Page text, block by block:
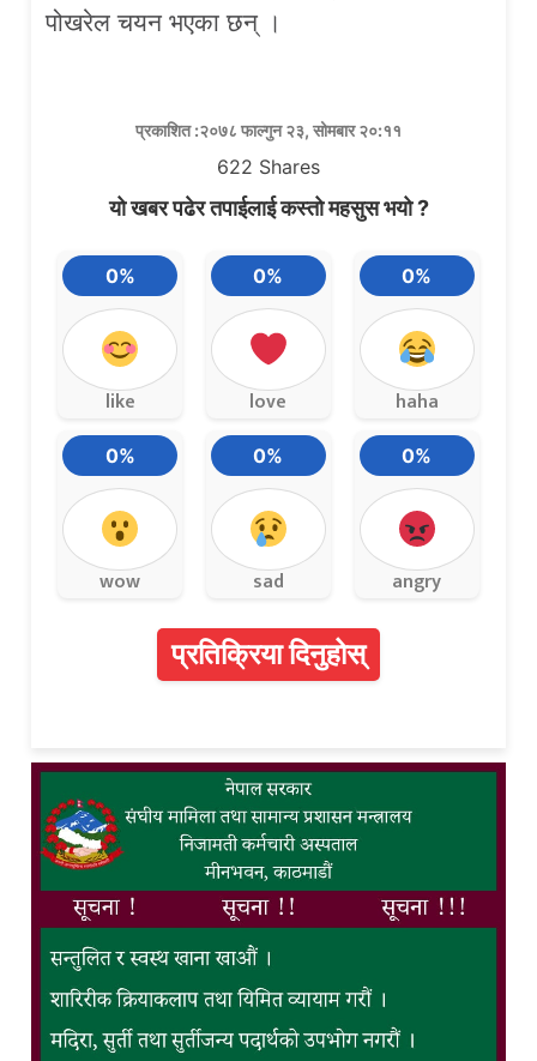
पोखरेल चयन भएका छन् ।
प्रकाशित :२०७८ फाल्गुन २३, सोमबार २०:११
622 Shares
यो खबर पढेर तपाईलाई कस्तो महसुस भयो ?
0%
like
0%
love
0%
haha
0%
wow
0%
sad
0%
angry
प्रतिक्रिया दिनुहोस्